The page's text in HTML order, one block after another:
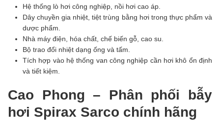
Hệ thống lò hơi công nghiệp, nồi hơi cao áp.
Dây chuyền gia nhiệt, tiệt trùng bằng hơi trong thực phẩm và
dược phẩm.
Nhà máy điện, hóa chất, chế biến gỗ, cao su.
Bộ trao đổi nhiệt dạng ống và tấm.
Tích hợp vào hệ thống van công nghiệp cần hơi khô ổn định
và tiết kiệm.
Cao Phong – Phân phối bẫy
hơi Spirax Sarco chính hãng